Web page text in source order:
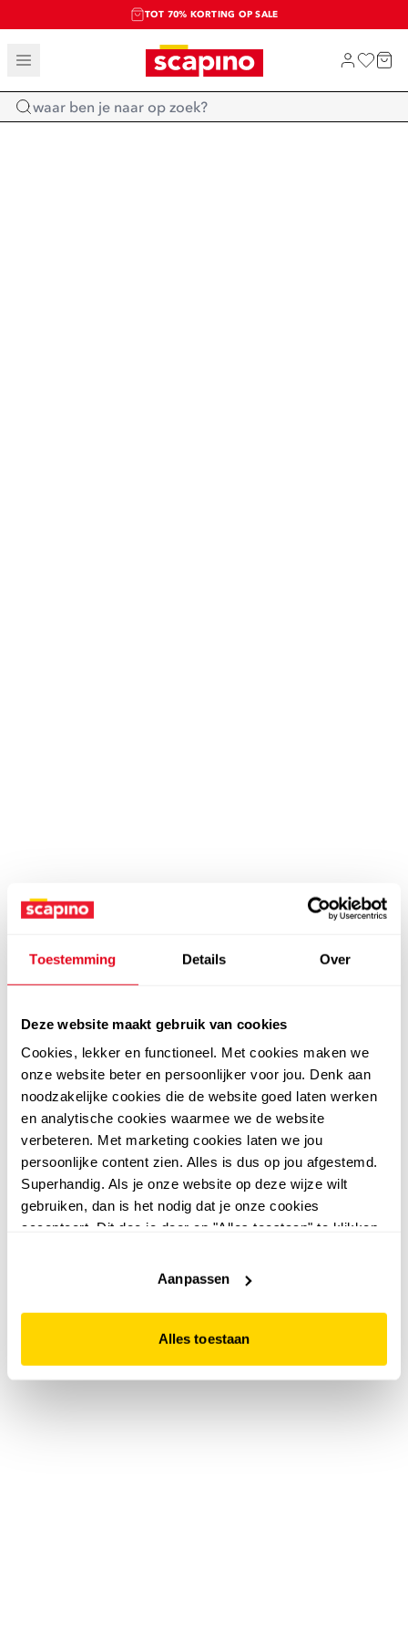
Toestemming Details Over
Deze website maakt gebruik van cookies
Cookies, lekker en functioneel. Met cookies maken we
onze website beter en persoonlijker voor jou. Denk aan
noodzakelijke cookies die de website goed laten werken
en analytische cookies waarmee we de website
verbeteren. Met marketing cookies laten we jou
persoonlijke content zien. Alles is dus op jou afgestemd.
Superhandig. Als je onze website op deze wijze wilt
gebruiken, dan is het nodig dat je onze cookies
accepteert. Dit doe je door op "Alles toestaan" te klikken.
website niet optimaal functioneert.
Aanpassen
Alles toestaan
TOT 70% KORTING OP SALE
SALE: LAATSTE KANS!
SHOP NIEUW
Home